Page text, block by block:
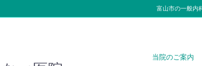
富山市の一般内
当院のご案内